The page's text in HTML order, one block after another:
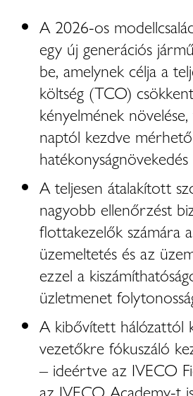
A 2026-os
egy új generációs
be, amelynek célja a
költség (TCO)
kényelmének
naptól kezdve mérhető
A teljesen átalakított
nagyobb ellenőrzést
flottakezelők számára
üzemeltetés és az
ezzel a
üzletmenet
A kibővített hálózattól
vezetőkre fókuszáló
– ideértve az IVECO
az IVECO Academy-t